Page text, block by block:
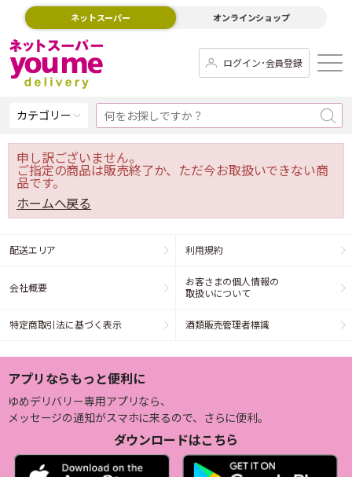
ネットスーパー オンラインショップ
ログイン･会員登録
カテゴリー
申し訳ございません。
ご指定の商品は販売終了か、ただ今お取扱いできない商
品です。
ホームへ戻る
配送エリア 利用規約
会社概要
お客さまの個人情報の
取扱いについて
特定商取引法に基づく表示 酒類販売管理者標識
アプリならもっと便利に
ゆめデリバリー専用アプリなら、
メッセージの通知がスマホに来るので、さらに便利。
ダウンロードはこちら